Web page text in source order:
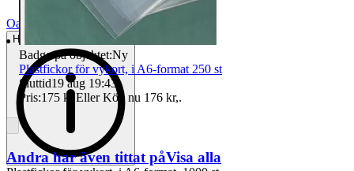
Oanvänt
Helt ny och aldrig använd
Badge på objektet:Ny
Plastfickor för vykort, i A6-format 250 st
Sluttid19 aug 19:43 .
Pris:175 kr ,Eller Köp nu 176 kr,.
Andra har även tittat påVisa alla